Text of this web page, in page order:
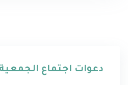
دعوات اجتماع